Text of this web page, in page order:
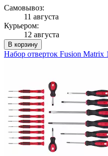
Самовывоз:
11 августа
Курьером:
12 августа
В корзину
Набор отверток Fusion Matrix